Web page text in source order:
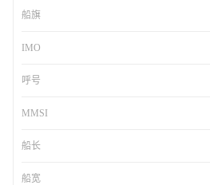
船旗
IMO
呼号
MMSI
船长
船宽